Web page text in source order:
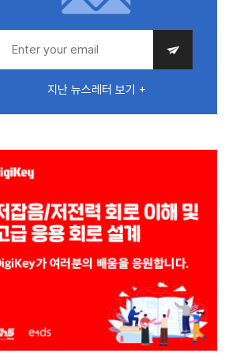
지난 뉴스레터 보기 +